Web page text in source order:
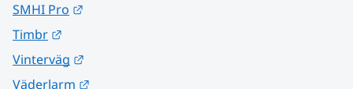
SMHI Pro
Timbr
Vinterväg
Väderlarm